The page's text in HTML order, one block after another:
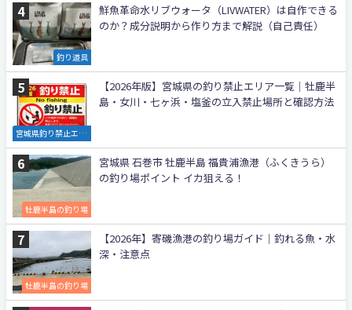
釣り道具
鮮魚革命水リブウォータ（LIVWATER）は自作できる
のか？成分説明から作り方まで解説（自己責任）
宮城県釣り禁止エリ
ア
【2026年版】宮城県の釣り禁止エリア一覧｜牡鹿半
島・女川・七ヶ浜・塩釜の立入禁止場所と確認方法
牡鹿半島の釣り場
宮城県 石巻市 牡鹿半島 福貴浦漁港（ふくきうら）
の釣り場ポイント イカ狙える！
牡鹿半島の釣り場
【2026年】寄磯漁港の釣り場ガイド｜釣れる魚・水
深・注意点